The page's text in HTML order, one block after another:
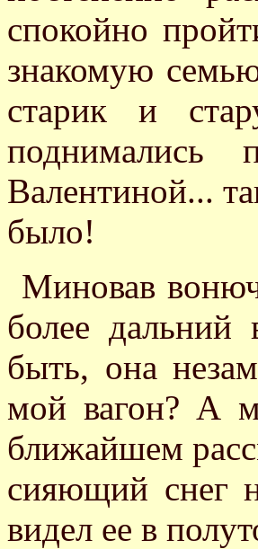
спокойно
знакомую
старик и
поднимались
Валентиной...
было!
Миновав
более
быть, она
мой вагон? А
ближайшем
сияющий снег
видел ее в